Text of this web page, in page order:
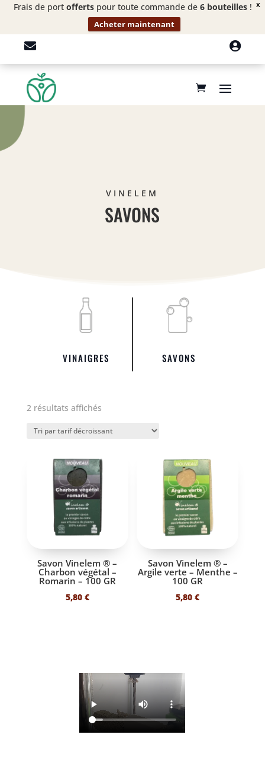
X
Frais de port offertspour toute commande de 6 bouteilles!
Acheter maintenant
 
VINELEM
SAVONS
VINAIGRES SAVONS
2 résultats affichésTrié
prix
Savon Vinelem ® –
Charbon végétal –
Romarin – 100 GR
5,80 €
Savon Vinelem ® –
Argile verte – Menthe –
100 GR
5,80€